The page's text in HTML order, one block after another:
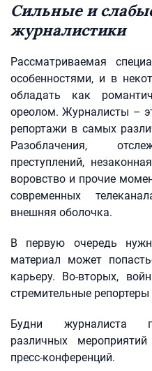
Сильные и
журналистики
Рассматриваемая
особенностями, и в
обладать как
ореолом. Журналисты –
репортажи в самых
Разоблачения,
преступлений,
воровство и прочие
современных
внешняя оболочка.
В первую очередь
материал может
карьеру. Во-вторых,
стремительные
Будни журналиста
различных
пресс-конференций.